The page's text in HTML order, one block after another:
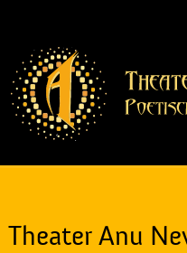
Theater Anu